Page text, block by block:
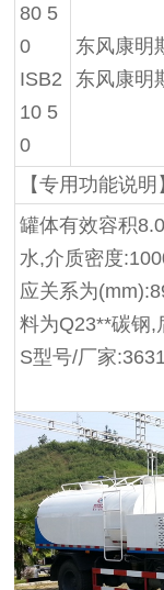
80 5
0
ISB2
10 5
0
东风康明
东风康明
【专用功能说明
罐体有效容积
水,介质密度
应关系为
料为Q23**碳钢,
S型号/厂家